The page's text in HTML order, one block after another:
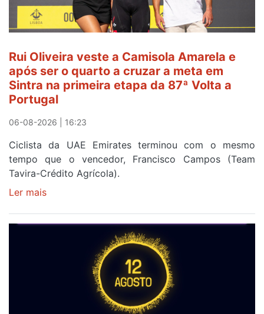
Rui Oliveira veste a Camisola Amarela e
após ser o quarto a cruzar a meta em
Sintra na primeira etapa da 87ª Volta a
Portugal
06-08-2026 | 16:23
Ciclista da UAE Emirates terminou com o mesmo
tempo que o vencedor, Francisco Campos (Team
Tavira-Crédito Agrícola).
Ler mais